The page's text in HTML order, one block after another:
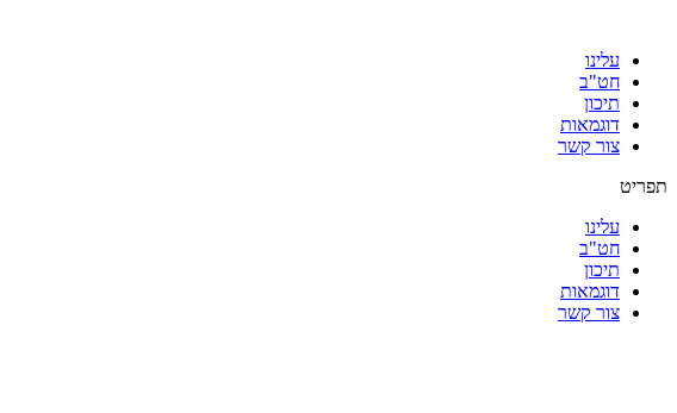
עלינו
חט"ב
תיכון
דוגמאות
צור קשר
תפריט
עלינו
חט"ב
תיכון
דוגמאות
צור קשר